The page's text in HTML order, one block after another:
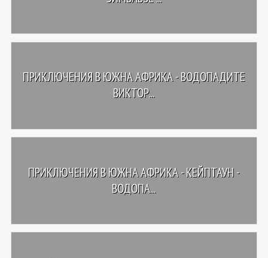
ПРИКЛЮЧЕНИЯ В ЮЖНА АФРИКА - ВОДОПАДИТЕ
ВИКТОР...
ПРИКЛЮЧЕНИЯ В ЮЖНА АФРИКА - КЕЙПТАУН -
ВОДОПА...